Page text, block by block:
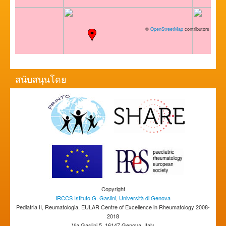
© OpenStreetMap contributors
สนับสนุนโดย
Copyright
IRCCS Istituto G. Gaslini, Università di Genova
Pediatria II, Reumatologia, EULAR Centre of Excellence in Rheumatology 2008-
2018